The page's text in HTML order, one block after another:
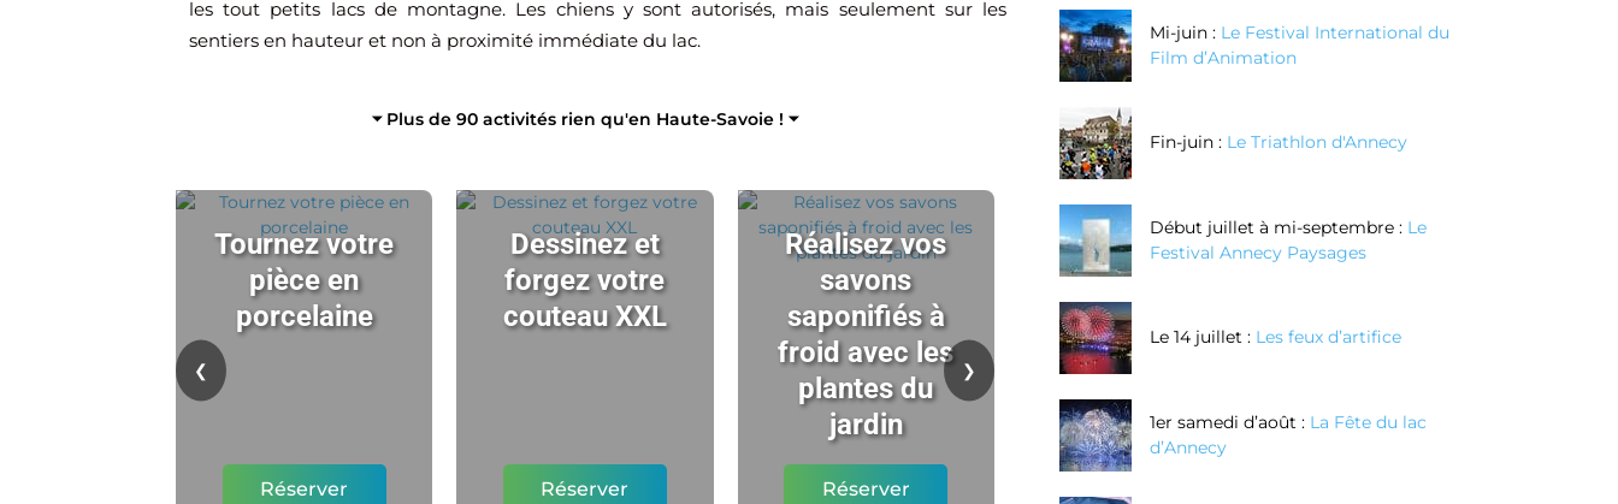
les tout petits lacs de montagne. Les chiens y sont autorisés, mais seulement sur les
sentiers en hauteur et non à proximité immédiate du lac.
⏷ Plus de 90 activités rien qu'en Haute-Savoie ! ⏷
Tournez votre
pièce en
porcelaine
Réserver
Dessinez et
forgez votre
couteau XXL
Réserver
Réalisez vos
savons
saponifiés à
froid avec les
plantes du
jardin
Réserver
Réalisez vos
couteaux au
choix grâce à la
technique de
matière
Réalisez votre
❮ ❯
Mi-juin : Le Festival International du
Film d’Animation
Fin-juin : Le Triathlon d'Annecy
Début juillet à mi-septembre : Le
Festival Annecy Paysages
Le 14 juillet : Les feux d’artifice
1er samedi d’août : La Fête du lac
d’Annecy